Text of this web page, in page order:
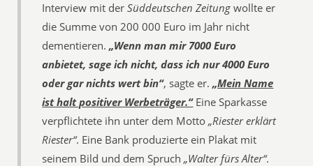
Interview mit derSüddeutschen Zeitung wollte er
die Summe von 200 000 Euro im Jahr nicht
dementieren.„Wenn man mir 7000 Euro
anbietet, sage ich nicht, dass ich nur 4000 Euro
oder gar nichts wert bin“, sagte er.„Mein Name
ist halt positiver Werbeträger.“Eine Sparkasse
verpflichtete ihn unter dem Motto„Riester erklärt
Riester“. Eine Bank produzierte ein Plakat mit
seinem Bild und dem Spruch„Walter fürs Alter“.